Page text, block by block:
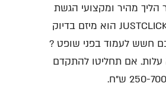
מהיר ומקצועי הגשת
התביעה על ידי עו"ד בתוך 96 שעות לבית המשפט. JUSTCLICK הוא מיזם בדיוק
חשש לעמוד בפני שופט ?
עלות. אם תחליטו להתקדם